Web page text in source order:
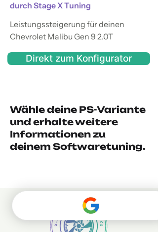
durch Stage X Tuning
Leistungssteigerung für deinen
Chevrolet Malibu Gen 9 2.0T
Direkt zum Konfigurator
Wähle deine PS-Variante
und erhalte weitere
Informationen zu
deinem Softwaretuning.